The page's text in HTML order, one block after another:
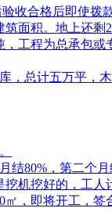
收合格后即使拨
面积。地上还剩
工程为总承包
总计五万平，
结80%，第二个
机挖好的，工
，即将开工，